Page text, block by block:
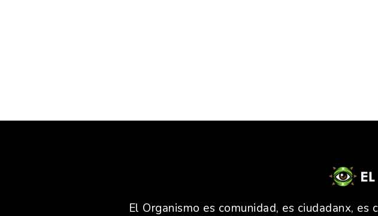
El Organismo es comunidad, es ciudadanx,